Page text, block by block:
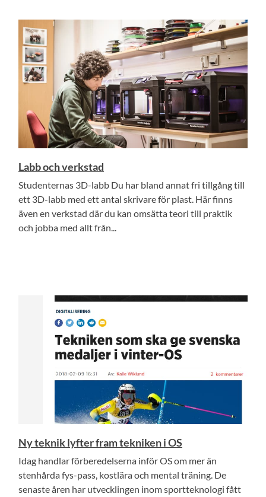
Labb och verkstad
Studenternas 3D-labb Du har bland annat fri tillgång till
ett 3D-labb med ett antal skrivare för plast. Här finns
även en verkstad där du kan omsätta teori till praktik
och jobba med allt från...
Ny teknik lyfter fram tekniken i OS
Idag handlar förberedelserna inför OS om mer än
stenhårda fys-pass, kostlära och mental träning. De
senaste åren har utvecklingen inom sportteknologi fått